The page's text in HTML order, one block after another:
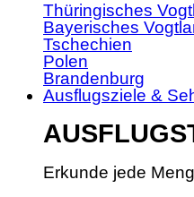
Thüringisches
Bayerisches
Tschechien
Polen
Brandenburg
Ausflugsziele &
Erkunde jede